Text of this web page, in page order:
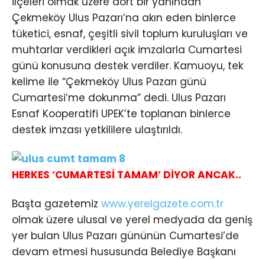
Çekmeköy Ulus Pazarı’na akın eden binlerce
tüketici, esnaf, çeşitli sivil toplum kuruluşları ve
muhtarlar verdikleri açık imzalarla Cumartesi
günü konusuna destek verdiler. Kamuoyu, tek
kelime ile “Çekmeköy Ulus Pazarı günü
Cumartesi’me dokunma” dedi. Ulus Pazarı
Esnaf Kooperatifi UPEK’te toplanan binlerce
destek imzası yetkililere ulaştırıldı.
HERKES ‘CUMARTESİ TAMAM’ DİYOR ANCAK..
Başta gazetemiz www.yerelgazete.com.tr
olmak üzere ulusal ve yerel medyada da geniş
yer bulan Ulus Pazarı gününün Cumartesi’de
devam etmesi hususunda Belediye Başkanı